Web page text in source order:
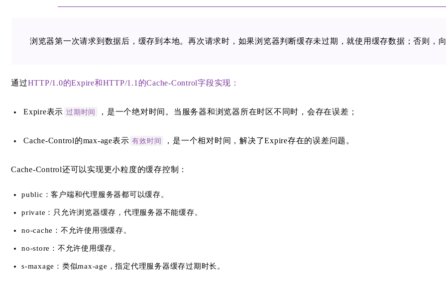
浏览器第一次请求到数据后，缓存到本地。再次请求时，如果浏览器判断缓存未过期，就使用缓存数据；否则，
通过HTTP/1.0的Expire和HTTP/1.1的Cache-Control字段实现：
Expire表示 过期时间 ，是一个绝对时间。当服务器和浏览器所在时区不同时，会存在误差；
Cache-Control的max-age表示 有效时间 ，是一个相对时间，解决了Expire存在的误差问题。
Cache-Control还可以实现更小粒度的缓存控制：
public：客户端和代理服务器都可以缓存。
private：只允许浏览器缓存，代理服务器不能缓存。
no-cache：不允许使用强缓存。
no-store：不允许使用缓存。
s-maxage：类似max-age，指定代理服务器缓存过期时长。